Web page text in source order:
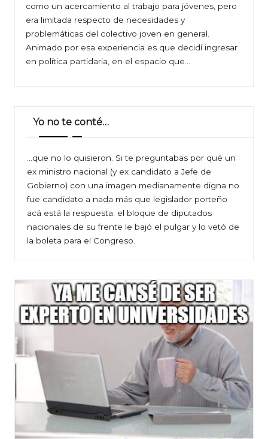
como un acercamiento al trabajo para jóvenes, pero
era limitada respecto de necesidades y
problemáticas del colectivo joven en general.
Animado por esa experiencia es que decidí ingresar
en política partidaria, en el espacio que…
Yo no te conté…
…que no lo quisieron. Si te preguntabas por qué un
ex ministro nacional (y ex candidato a Jefe de
Gobierno) con una imagen medianamente digna no
fue candidato a nada más que legislador porteño
acá está la respuesta: el bloque de diputados
nacionales de su frente le bajó el pulgar y lo vetó de
la boleta para el Congreso.